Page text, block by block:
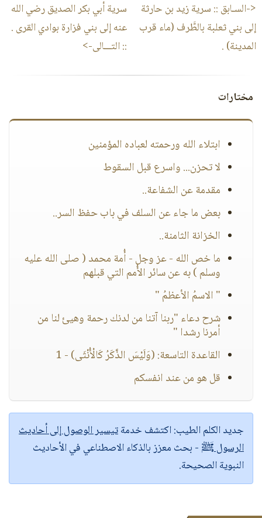
<-السـابق :: سرية زيد بن حارثة
إلى بني ثعلبة بالطَّرف (ماء قرب
المدينة) .
سرية أبي بكر الصديق رضي الله
عنه إلى بني فزارة بوادي القرى .
:: التـــالى->
مختارات
ابتلاء الله ورحمته لعباده المؤمنين
لا تحزن... واسرع قبل السقوط
مقدمة عن الشفاعة..
بعض ما جاء عن السلف في باب حفظ السر..
الخزانة الثامنة..
ما خص الله - عز وجل - أُمة محمد ( صلى الله عليه
وسلم ) به عن سائر الأُمم التي قبلهم
" الاسمُ الأعظمُ "
شرح دعاء "ربنا آتنا من لدنك رحمة وهيئ لنا من
أمرنا رشدا "
القاعدة التاسعة: (وَلَيْسَ الذَّكَرُ كَالْأُنْثَى) - 1
قل هو من عند انفسكم
جديد الكلم الطيب:اكتشف خدمةتيسير الوصول إلى أحاديث
الرسول ﷺ - بحث معزز بالذكاء الاصطناعي في الأحاديث
النبوية الصحيحة.